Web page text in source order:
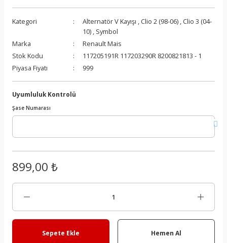
Kategori Alternatör V Kayışı , Clio 2 (98-06) , Clio 3 (04-
10) , Symbol
Marka
Renault Mais
Stok Kodu
117205191R 117203290R 8200821813 - 1
Piyasa Fiyatı
999
Uyumluluk Kontrolü
Şase Numarası
899,00 ₺
Sepete Ekle Hemen Al